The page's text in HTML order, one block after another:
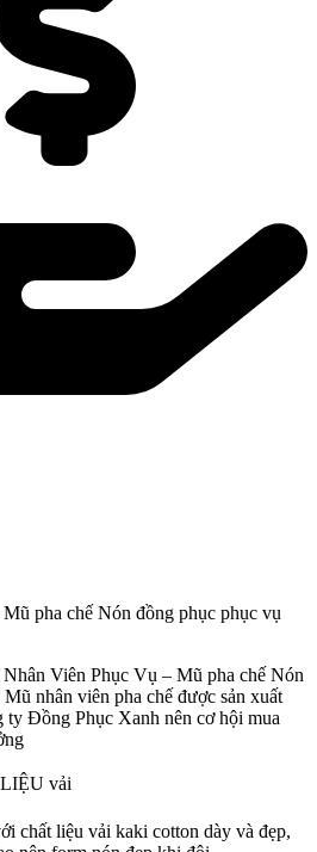
pha chế Nón đồng phục phục vụ
Viên Phục Vụ – Mũ pha chế Nón
nhân viên pha chế được sản xuất
ty Đồng Phục Xanh nên cơ hội mua
vải
chất liệu vải kaki cotton dày và đẹp,